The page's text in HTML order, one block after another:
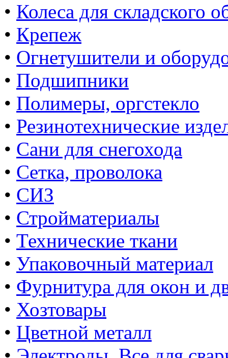
• Колеса для складского
• Крепеж
• Огнетушители и
• Подшипники
• Полимеры, оргстекло
• Резинотехнические
• Сани для снегохода
• Сетка, проволока
• СИЗ
• Стройматериалы
• Технические ткани
• Упаковочный материал
• Фурнитура для окон и
• Хозтовары
• Цветной металл